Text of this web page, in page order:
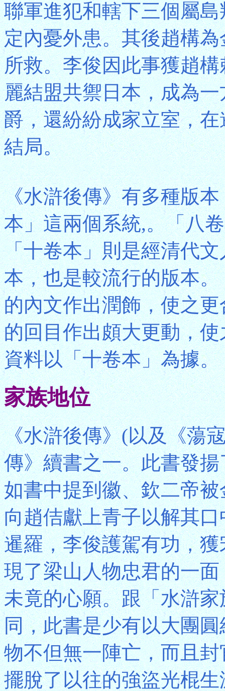
聯軍進犯和轄下三個屬
定內憂外患。其後趙構
所救。李俊因此事獲趙
麗結盟共禦日本，成為
爵，還紛紛成家立室，
結局。
《水滸後傳》有多種版
本」這兩個系統,。「八
「十卷本」則是經清代
本，也是較流行的版本
的內文作出潤飾，使之
的回目作出頗大更動，
資料以「十卷本」為據。
家族地位
《水滸後傳》(以及《蕩
傳》續書之一。此書發
如書中提到徽、欽二帝
向趙佶獻上青子以解其
暹羅，李俊護駕有功，
現了梁山人物忠君的一
未竟的心願。跟「水滸
同，此書是少有以大團
物不但無一陣亡，而且
擺脫了以往的強盜光棍